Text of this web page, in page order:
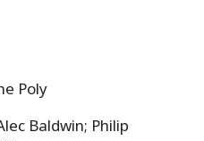
Poly
Baldwin; Philip